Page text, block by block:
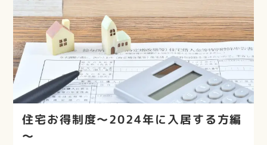
住宅お得制度～2024年に入居する方編
～